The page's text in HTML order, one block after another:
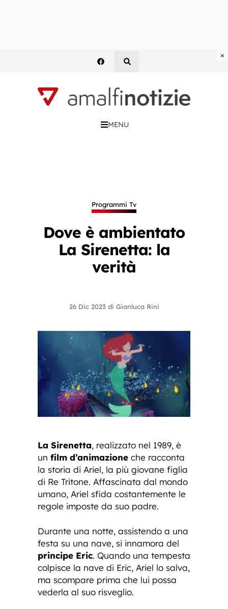
MENU
Programmi Tv
Dove è ambientato
La Sirenetta: la
verità
26 Dic 2023 di Gianluca Rini
La Sirenetta, realizzato nel 1989, è
un film d’animazione che racconta
la storia di Ariel, la più giovane figlia
di Re Tritone. Affascinata dal mondo
umano, Ariel sfida costantemente le
regole imposte da suo padre.
Durante una notte, assistendo a una
festa su una nave, si innamora del
principe Eric. Quando una tempesta
colpisce la nave di Eric, Ariel lo salva,
ma scompare prima che lui possa
vederla al suo risveglio.
×